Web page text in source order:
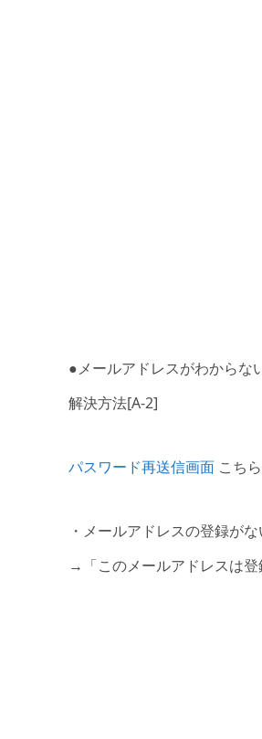
●メールアドレスがわからな
解決方法[A-2]
パスワード再送信画面 こち
・メールアドレスの登録が
→「このメールアドレスは